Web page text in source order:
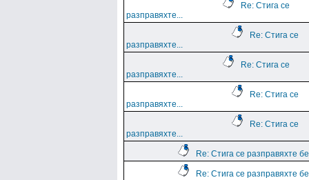
Re: Стига се
разправяхте...
Re: Стига се
разправяхте...
Re: Стига се
разправяхте...
Re: Стига се
разправяхте...
Re: Стига се
разправяхте...
Re: Стига се разправяхте
Re: Стига се разправяхте